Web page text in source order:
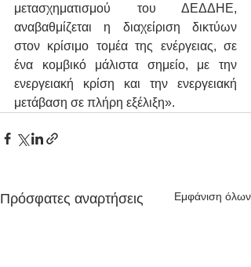
μετασχηματισμού του ΔΕΔΔΗΕ,
αναβαθμίζεται η διαχείριση δικτύων
στον κρίσιμο τομέα της ενέργειας, σε
ένα κομβικό μάλιστα σημείο, με την
ενεργειακή κρίση και την ενεργειακή
μετάβαση σε πλήρη εξέλιξη».
Πρόσφατες αναρτήσεις Εμφάνιση όλων